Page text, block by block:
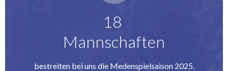
18
Mannschaften
bestreiten bei uns die Medenspielsaison 2025.